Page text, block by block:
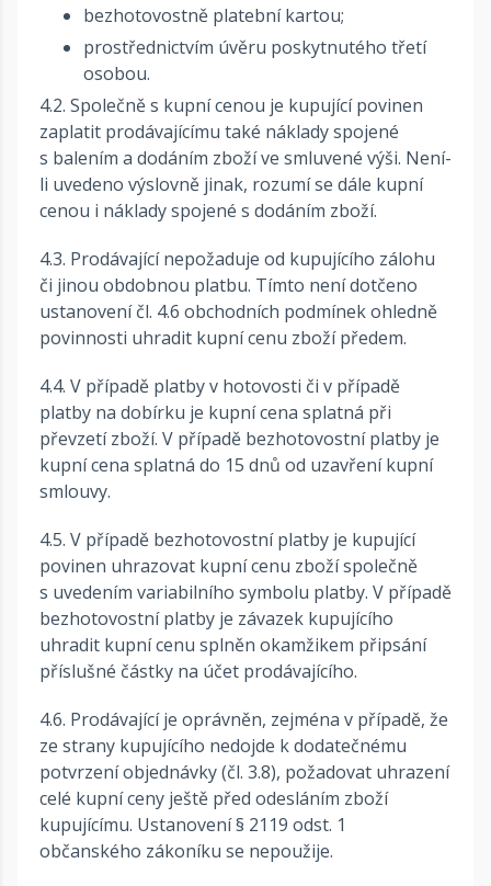
bezhotovostně platební kartou;
prostřednictvím úvěru poskytnutého třetí
osobou.
4.2. Společně s kupní cenou je kupující povinen
zaplatit prodávajícímu také náklady spojené
s balením a dodáním zboží ve smluvené výši. Není-
li uvedeno výslovně jinak, rozumí se dále kupní
cenou i náklady spojené s dodáním zboží.
4.3. Prodávající nepožaduje od kupujícího zálohu
či jinou obdobnou platbu. Tímto není dotčeno
ustanovení čl. 4.6 obchodních podmínek ohledně
povinnosti uhradit kupní cenu zboží předem.
4.4. V případě platby v hotovosti či v případě
platby na dobírku je kupní cena splatná při
převzetí zboží. V případě bezhotovostní platby je
kupní cena splatná do 15 dnů od uzavření kupní
smlouvy.
4.5. V případě bezhotovostní platby je kupující
povinen uhrazovat kupní cenu zboží společně
s uvedením variabilního symbolu platby. V případě
bezhotovostní platby je závazek kupujícího
uhradit kupní cenu splněn okamžikem připsání
příslušné částky na účet prodávajícího.
4.6. Prodávající je oprávněn, zejména v případě, že
ze strany kupujícího nedojde k dodatečnému
potvrzení objednávky (čl. 3.8), požadovat uhrazení
celé kupní ceny ještě před odesláním zboží
kupujícímu. Ustanovení § 2119 odst. 1
občanského zákoníku se nepoužije.